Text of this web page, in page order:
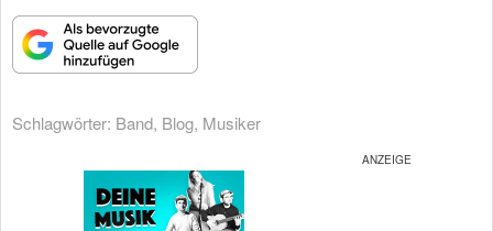
Schlagwörter: Band, Blog, Musiker